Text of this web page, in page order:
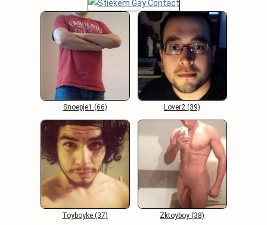
Snoepje1 (66) Lover2 (39)
Toyboyke (37) Zktoyboy (38)